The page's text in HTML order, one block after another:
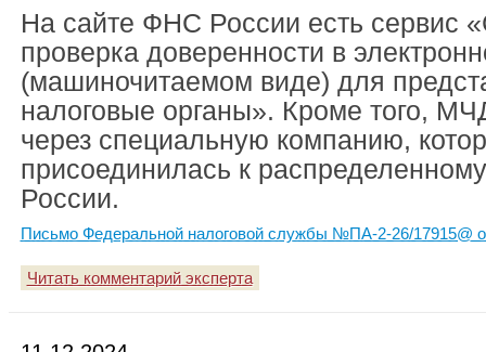
На сайте ФНС России есть сервис
проверка доверенности в
(машиночитаемом виде) для
налоговые органы». Кроме того,
через специальную компанию,
присоединилась к
России.
Письмо Федеральной налоговой службы №ПА-2-26/17915@
Читать комментарий эксперта